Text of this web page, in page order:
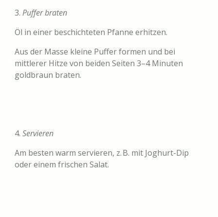
3. Puffer braten
Öl in einer beschichteten Pfanne erhitzen.
Aus der Masse kleine Puffer formen und bei
mittlerer Hitze von beiden Seiten 3–4 Minuten
goldbraun braten.
4. Servieren
Am besten warm servieren, z. B. mit Joghurt-Dip
oder einem frischen Salat.